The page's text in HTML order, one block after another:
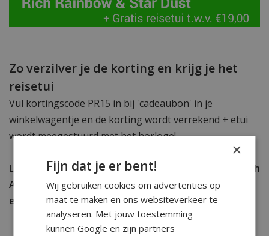
Zo verzilver je de korting en krijg je het
reisetui
Vul kortingscode PR15 in bij 'cadeaubon' in je
winkelwagentje en de korting wordt verrekend + etui
wordt meegestuurd met het horloge!
Let op: deze actie geldt alleen op de nieuwe Paul Rich
Aurora & Rainbow horloges en is alleen geldig op 11
en 12 december met kortingscode.
×
Fijn dat je er bent!
Wij gebruiken cookies om advertenties op
maat te maken en ons websiteverkeer te
analyseren. Met jouw toestemming
kunnen Google en zijn partners